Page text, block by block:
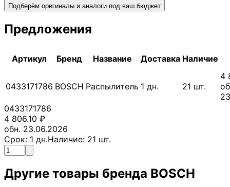
Подберём оригиналы и аналоги под ваш бюджет
Предложения
Артикул Бренд Название Доставка Наличие
0433171786 BOSCH Распылитель 1 дн. 21 шт.
4
0433171786
4 806.10 ₽
обн. 23.06.2026
Срок: 1 дн.Наличие: 21 шт.
Другие товары бренда BOSCH